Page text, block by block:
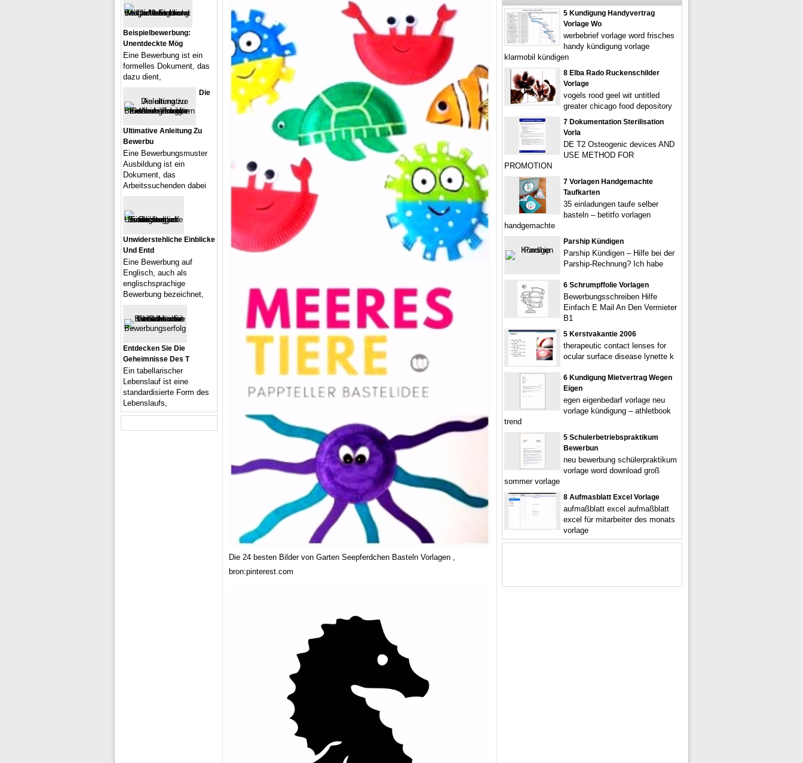
Die 24 besten Bilder von Garten Seepferdchen Basteln Vorlagen ,
bron:pinterest.com
Beispielbewerbung:
Unentdeckte Mög
Eine Bewerbung ist ein
formelles Dokument, das
dazu dient,
Die
Ultimative Anleitung Zu
Bewerbu
Eine Bewerbungsmuster
Ausbildung ist ein
Dokument, das
Arbeitssuchenden dabei
Unwiderstehliche Einblicke
Und Entd
Eine Bewerbung auf
Englisch, auch als
englischsprachige
Bewerbung bezeichnet,
Entdecken Sie Die
Geheimnisse Des T
Ein tabellarischer
Lebenslauf ist eine
standardisierte Form des
Lebenslaufs,
5 Kundigung Handyvertrag
Vorlage Wo
werbebrief vorlage word frisches
handy kündigung vorlage
klarmobil kündigen
8 Elba Rado Ruckenschilder
Vorlage
vogels rood geel wit untitled
greater chicago food depository
7 Dokumentation Sterilisation
Vorla
DE T2 Osteogenic devices AND
USE METHOD FOR
PROMOTION
7 Vorlagen Handgemachte
Taufkarten
35 einladungen taufe selber
basteln – betitfo vorlagen
handgemachte
Parship Kündigen
Parship Kündigen – Hilfe bei der
Parship-Rechnung? Ich habe
6 Schrumpffolie Vorlagen
Bewerbungsschreiben Hilfe
Einfach E Mail An Den Vermieter
B1
5 Kerstvakantie 2006
therapeutic contact lenses for
ocular surface disease lynette k
6 Kundigung Mietvertrag Wegen
Eigen
egen eigenbedarf vorlage neu
vorlage kündigung – athletbook
trend
5 Schulerbetriebspraktikum
Bewerbun
neu bewerbung schülerpraktikum
vorlage word download groß
sommer vorlage
8 Aufmasblatt Excel Vorlage
aufmaßblatt excel aufmaßblatt
excel für mitarbeiter des monats
vorlage